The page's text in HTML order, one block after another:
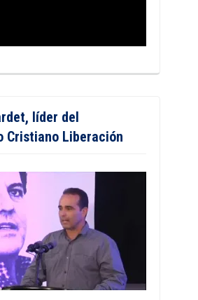
líder del
Cristiano Liberación